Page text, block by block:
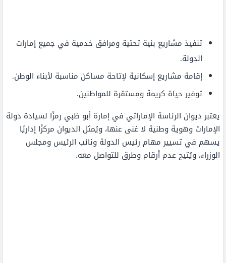
تنفيذ مشاريع بنية تحتية ومرافق خدمية في جميع إمارات
الدولة.
إقامة مشاريع إسكانية لإتاحة مساكن مناسبة لأبناء الوطن.
توفير حياة كريمة ومستقرة للمواطنين.
يعتبر ديوان الرئاسة الإماراتي في إمارة أبو ظبي رمزًا لسيادة دولة
الإمارات وهوية وطنية لا غنى عنها، ويُمثل الديوان مركزًا إداريًا
يسهم في تسيير مهام رئيس الدولة ونائب الرئيس ومجلس
الوزراء، ويُتيح عدم أرقام وطرق للتواصل معه.